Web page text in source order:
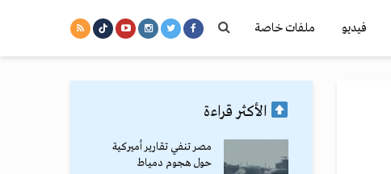
فيديو ملفات خاصة
الأكثر قراءة
مصر تنفي تقارير أميركية
حول هجوم دمياط